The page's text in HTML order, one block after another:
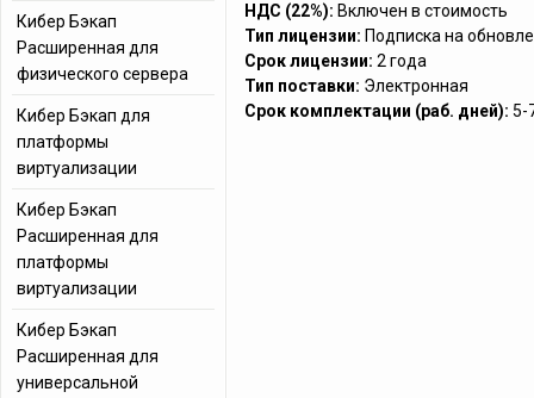
НДС (22%): Включен в стоимость
Тип лицензии: Подписка на
Срок лицензии: 2 года
Тип поставки: Электронная
Срок комплектации (раб. дней): 5-
Кибер Бэкап
Расширенная для
физического сервера
Кибер Бэкап для
платформы
виртуализации
Кибер Бэкап
Расширенная для
платформы
виртуализации
Кибер Бэкап
Расширенная для
универсальной